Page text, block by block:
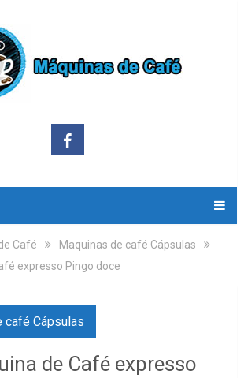
Café
Maquinas de café Cápsulas
expresso Pingo doce
café Cápsulas
de Café expresso